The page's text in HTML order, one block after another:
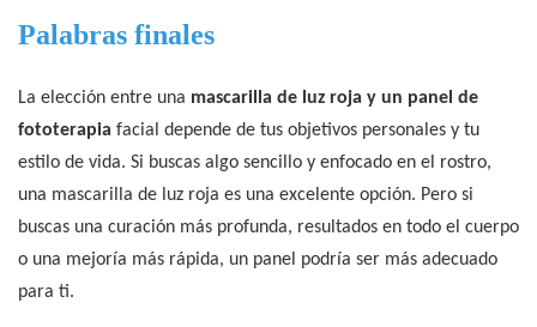
Palabras finales
La elección entre una mascarilla de luz roja y un panel de
fototerapia facial depende de tus objetivos personales y tu
estilo de vida. Si buscas algo sencillo y enfocado en el rostro,
una mascarilla de luz roja es una excelente opción. Pero si
buscas una curación más profunda, resultados en todo el cuerpo
o una mejoría más rápida, un panel podría ser más adecuado
para ti.